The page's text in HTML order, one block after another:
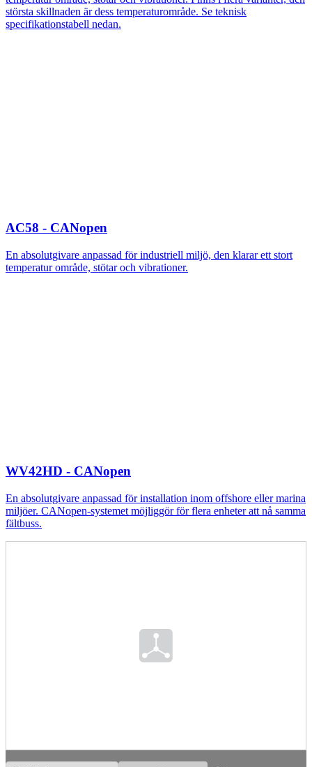
största skillnaden är dess temperaturområde. Se teknisk
specifikationstabell nedan.
AC58 - CANopen
En absolutgivare anpassad för industriell miljö, den klarar ett stort
temperatur område, stötar och vibrationer.
WV42HD - CANopen
En absolutgivare anpassad för installation inom offshore eller marina
miljöer. CANopen-systemet möjliggör för flera enheter att nå samma
fältbuss.